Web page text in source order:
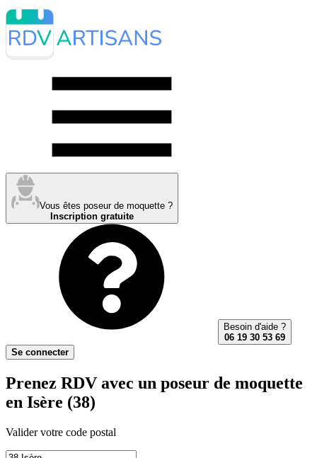
Vous êtes poseur de moquette ?
Inscription gratuite
Besoin d'aide ?
06 19 30 53 69
Se connecter
Prenez RDV avec un poseur de moquette
en Isère (38)
Valider votre code postal